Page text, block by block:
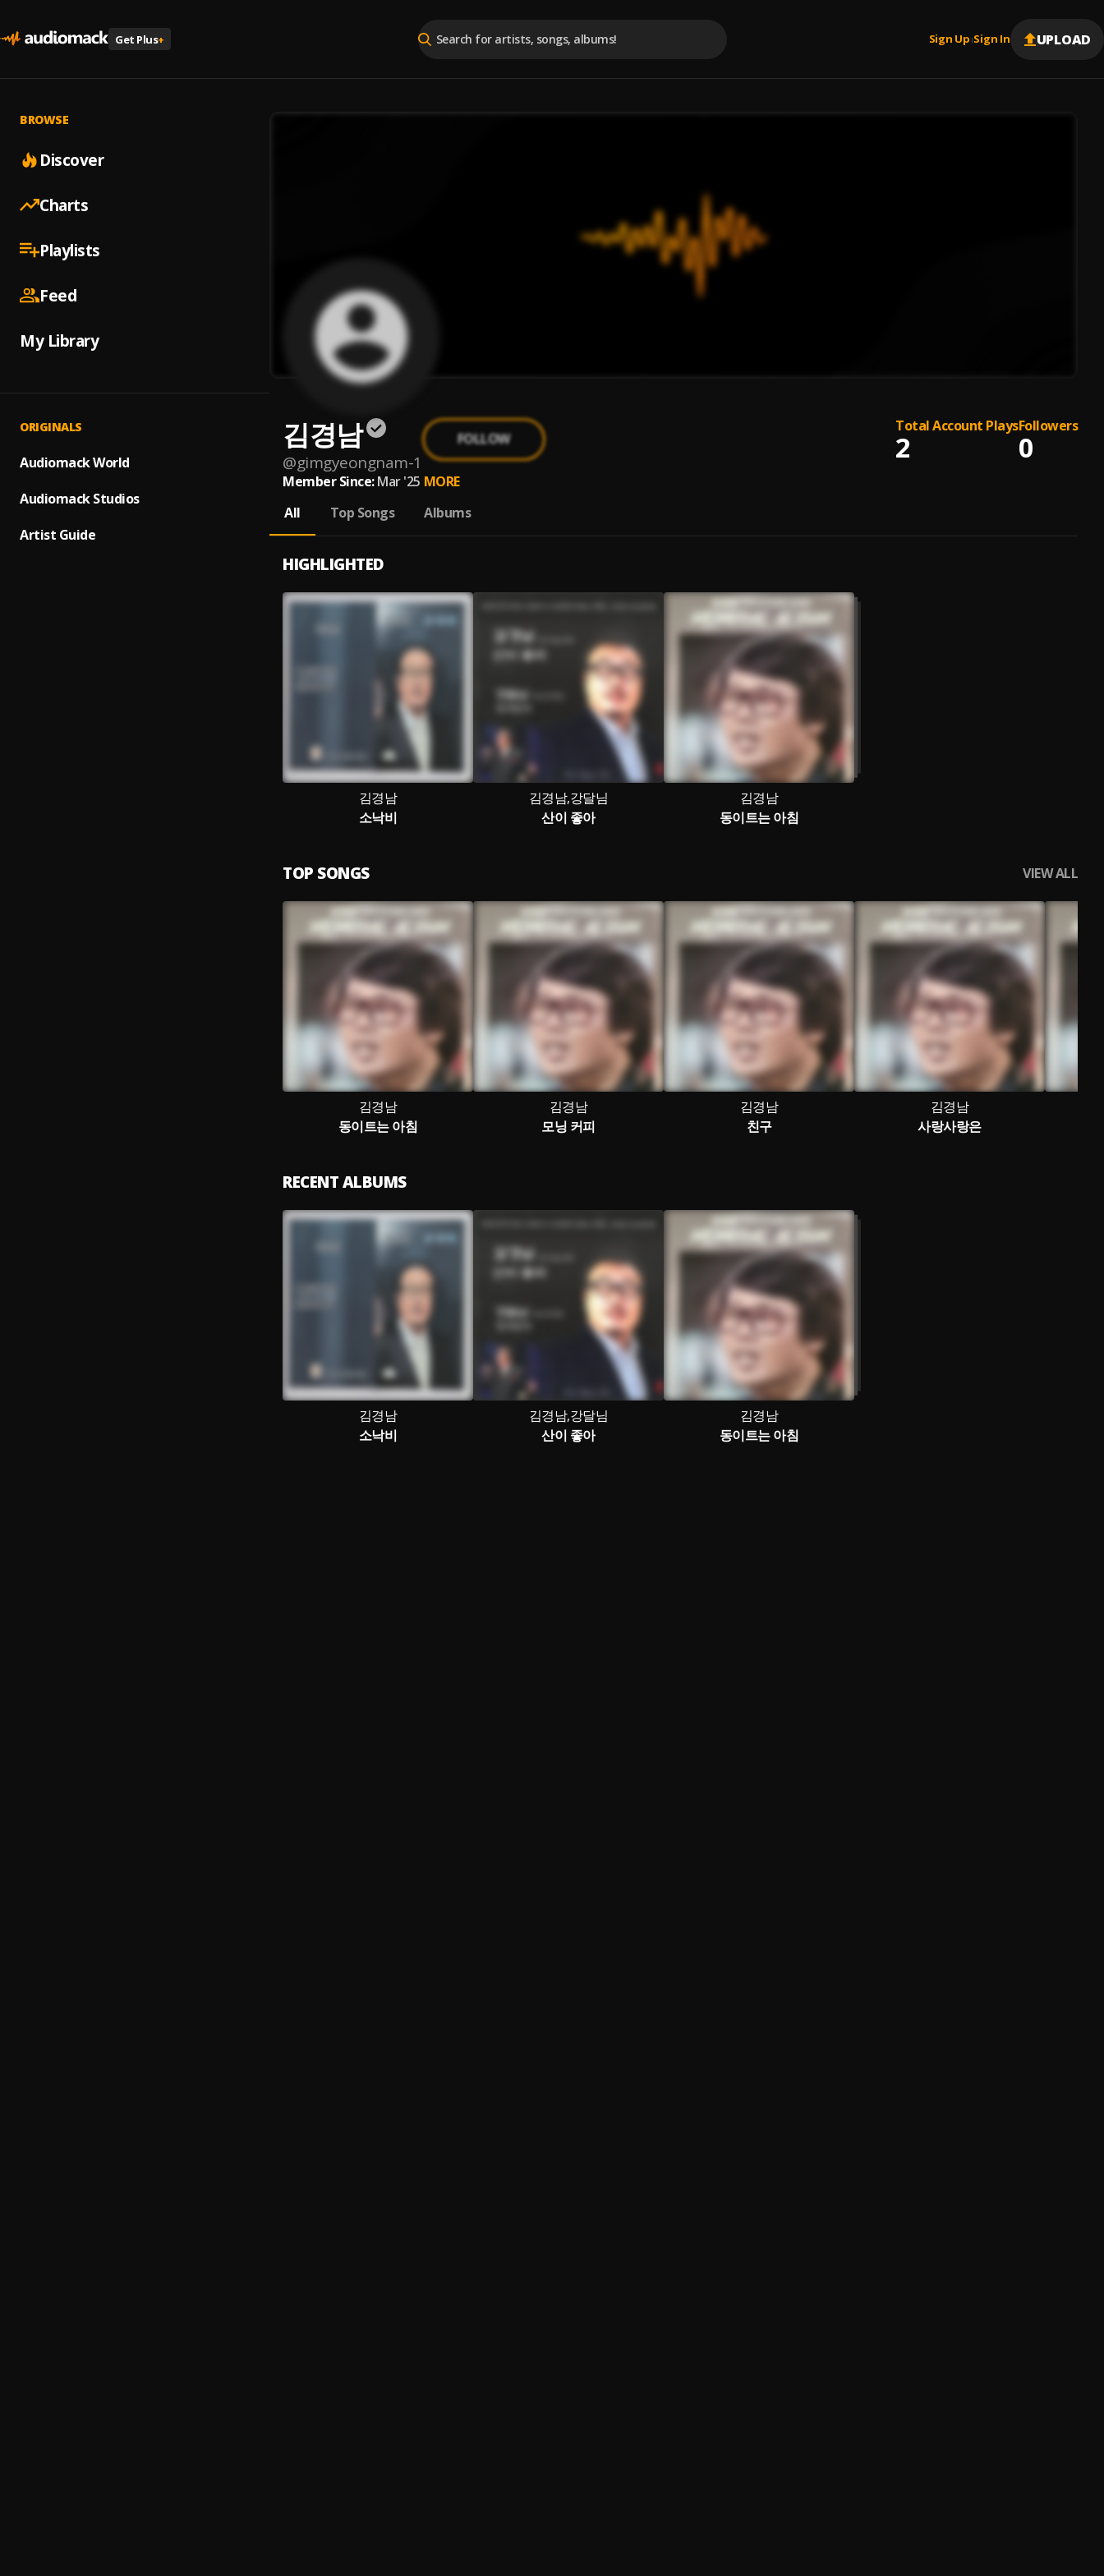
Get Plus+ Sign Up |Sign In UPLOAD
BROWSE
Discover
Charts
Playlists
Feed
My Library
ORIGINALS
Audiomack World
Audiomack Studios
Artist Guide
김경남
@gimgyeongnam-1
FOLLOW
Total Account Plays
2
Followers
0
Member Since: Mar '25 MORE
All
Top Songs Albums
HIGHLIGHTED
김경남
소낙비
김경남,강달님
산이 좋아
김경남
동이트는 아침
TOP SONGS VIEW ALL
김경남
동이트는 아침
김경남
모닝 커피
김경남
친구
김경남
사랑사랑은
RECENT ALBUMS
김경남
소낙비
김경남,강달님
산이 좋아
김경남
동이트는 아침